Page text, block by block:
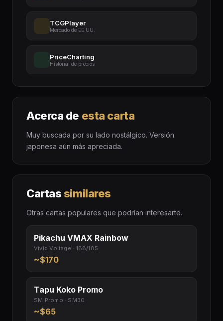
TCGPlayer
Mercado de EE.UU.
PriceCharting
Historial de precios
Acerca de esta carta
Muy buscada por su lado nostálgico. Versión
japonesa aún más apreciada.
Cartassimilares
Otras cartas populares que podrían interesarte.
Pikachu VMAX Rainbow
Vivid Voltage · 188/185
~$170
Tapu Koko Promo
SM Promo · SM30
~$65